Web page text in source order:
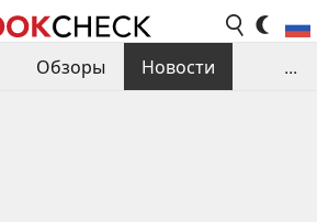
Обзоры
Новости
...